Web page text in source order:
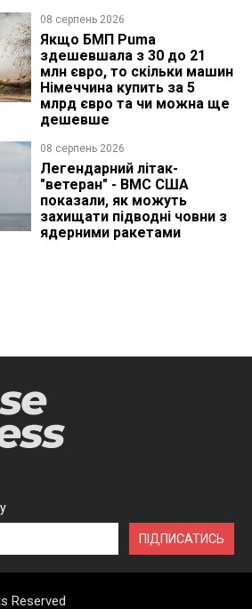
08 серпень 2026
Якщо БМП Puma
здешевшала з 30 до 21
млн євро, то скільки машин
Німеччина купить за 5
млрд євро та чи можна ще
дешевше
08 серпень 2026
Легендарний літак-
"ветеран" - ВМС США
показали, як можуть
захищати підводні човни з
ядерними ракетами
ПІДПИСАТИСЬ
Reserved